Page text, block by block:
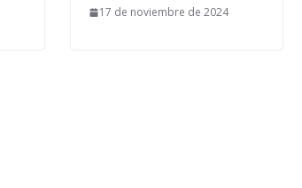
17 de noviembre de 2024